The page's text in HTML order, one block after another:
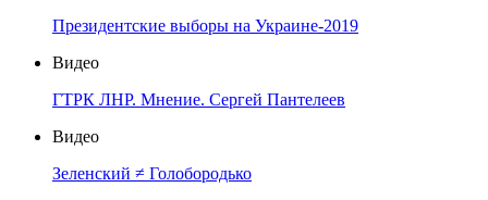
Президентские выборы на Украине-2019
Видео
ГТРК ЛНР. Мнение. Сергей Пантелеев
Видео
Зеленский ≠ Голобородько